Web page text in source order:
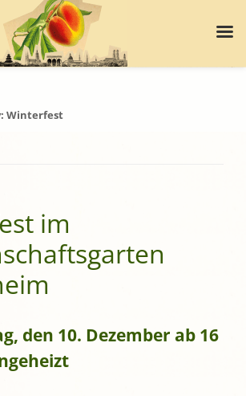
Winterfest
im
den 10. Dezember ab 16